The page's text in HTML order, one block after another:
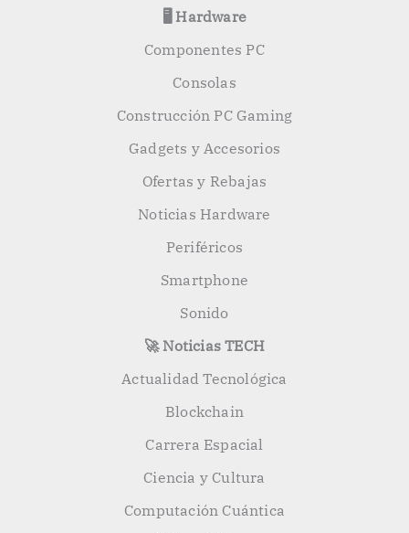
🖥️ Hardware
Componentes PC
Consolas
Construcción PC Gaming
Gadgets y Accesorios
Ofertas y Rebajas
Noticias Hardware
Periféricos
Smartphone
Sonido
🚀 Noticias TECH
Actualidad Tecnológica
Blockchain
Carrera Espacial
Ciencia y Cultura
Computación Cuántica